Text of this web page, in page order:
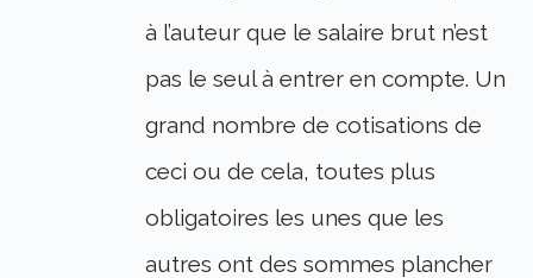
à l’auteur que le salaire brut n’est
pas le seul à entrer en compte. Un
grand nombre de cotisations de
ceci ou de cela, toutes plus
obligatoires les unes que les
autres ont des sommes plancher